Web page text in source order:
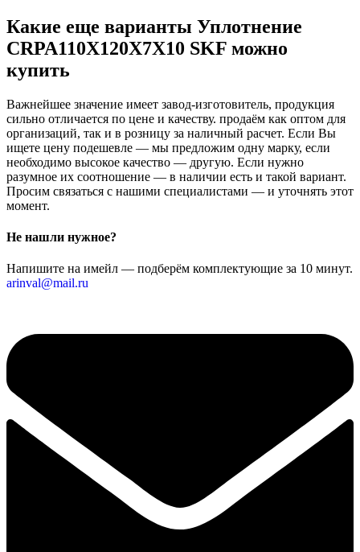
Какие еще варианты Уплотнение
CRPA110X120X7X10 SKF можно
купить
Важнейшее значение имеет завод-изготовитель, продукция
сильно отличается по цене и качеству. продаём как оптом для
организаций, так и в розницу за наличный расчет. Если Вы
ищете цену подешевле — мы предложим одну марку, если
необходимо высокое качество — другую. Если нужно
разумное их соотношение — в наличии есть и такой вариант.
Просим связаться с нашими специалистами — и уточнять этот
момент.
Не нашли нужное?
Напишите на имейл — подберём комплектующие за 10 минут.
arinval@mail.ru